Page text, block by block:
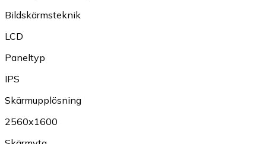
Bildskärmsteknik
LCD
Paneltyp
IPS
Skärmupplösning
2560x1600